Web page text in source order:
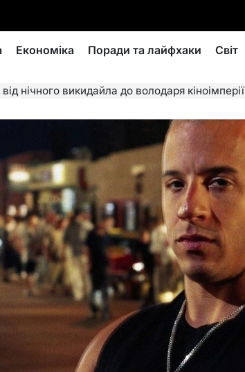
Економіка Поради та лайфхаки Світ
нічного викидайла до володаря кіноімперії